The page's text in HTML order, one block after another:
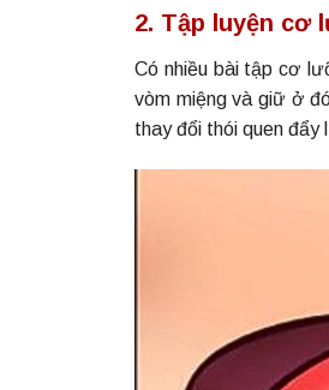
2. Tập luyện cơ
Có nhiều bài tập cơ
vòm miệng và giữ ở
thay đổi thói quen